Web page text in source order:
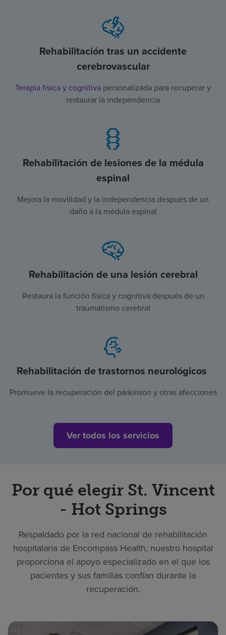
Rehabilitación tras un accidente
cerebrovascular
Terapia física y cognitiva personalizada para recuperar y
restaurar la independencia
Rehabilitación de lesiones de la médula
espinal
Mejora la movilidad y la independencia después de un
daño a la médula espinal
Rehabilitación de una lesión cerebral
Restaura la función física y cognitiva después de un
traumatismo cerebral
Rehabilitación de trastornos neurológicos
Promueve la recuperación del párkinson y otras afecciones
Ver todos los servicios
Por qué elegir St. Vincent
- Hot Springs
Respaldado por la red nacional de rehabilitación
hospitalaria de Encompass Health, nuestro hospital
proporciona el apoyo especializado en el que los
pacientes y sus familias confían durante la
recuperación.